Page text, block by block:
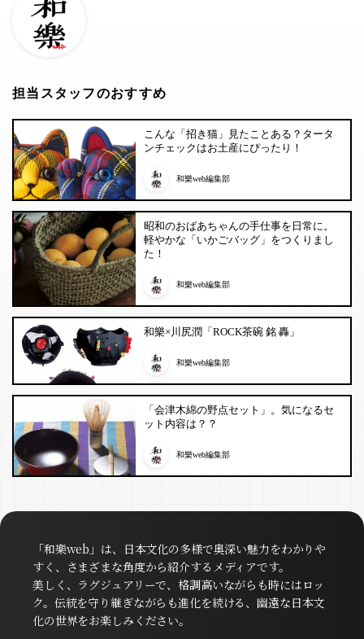
担当スタッフのおすすめ
こんな「招き猫」見たことある？タータ
ンチェックはお土産にぴったり！
和樂web編集部
昭和のおばあちゃんの手仕事を日常に。
軽やかな「いかごバッグ」をつくりまし
た！
和樂web編集部
和樂×川尻潤「ROCK茶碗 銘 轟」
和樂web編集部
「会津木綿の野点セット」。気になるセ
ット内容は？？
和樂web編集部
「和樂web」は、日本文化の多様で奥深い魅力をわかりや
すく、さまざまな角度から紹介するメディアです。
美しく、ラグジュアリーで、格調高いながらも時にはロッ
ク。伝統を守り継ぎながらも進化を続ける、幽遠な日本文
化の世界をお楽しみください。